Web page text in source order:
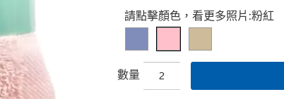
Select product
請點擊顏色，看更多照片:粉紅
數量